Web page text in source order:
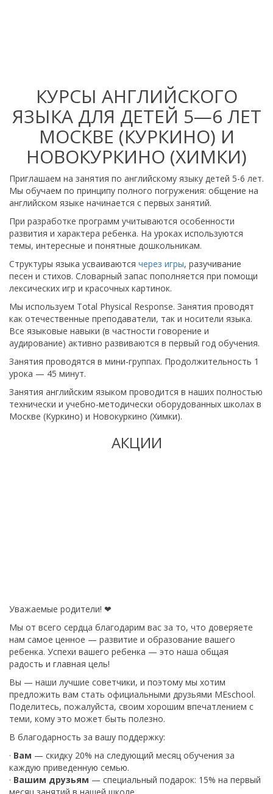
КУРСЫ АНГЛИЙСКОГО
ЯЗЫКА ДЛЯ ДЕТЕЙ 5—6 ЛЕТ
МОСКВЕ (КУРКИНО) И
НОВОКУРКИНО (ХИМКИ)
Приглашаем на занятия по английскому языку детей 5-6 лет.
Мы обучаем по принципу полного погружения: общение на
английском языке начинается с первых занятий.
При разработке программ учитываются особенности
развития и характера ребенка. На уроках используются
темы, интересные и понятные дошкольникам.
Структуры языка усваиваются через игры, разучивание
песен и стихов. Словарный запас пополняется при помощи
лексических игр и красочных картинок.
Мы используем Total Physical Response. Занятия проводят
как отечественные преподаватели, так и носители языка.
Все языковые навыки (в частности говорение и
аудирование) активно развиваются в первый год обучения.
Занятия проводятся в мини-группах. Продолжительность 1
урока — 45 минут.
Занятия английским языком проводится в наших полностью
технически и учебно-методически оборудованных школах в
Москве (Куркино) и Новокуркино (Химки).
АКЦИИ
Уважаемые родители! ❤
Мы от всего сердца благодарим вас за то, что доверяете
нам самое ценное — развитие и образование вашего
ребенка. Успехи вашего ребенка — это наша общая
радость и главная цель!
Вы — наши лучшие советчики, и поэтому мы хотим
предложить вам стать официальными друзьями MEschool.
Поделитесь, пожалуйста, своим хорошим впечатлением с
теми, кому это может быть полезно.
В благодарность за вашу поддержку:
· Вам — скидку 20% на следующий месяц обучения за
каждую приведенную семью.
· Вашим друзьям — специальный подарок: 15% на первый
месяц занятий в нашей школе.